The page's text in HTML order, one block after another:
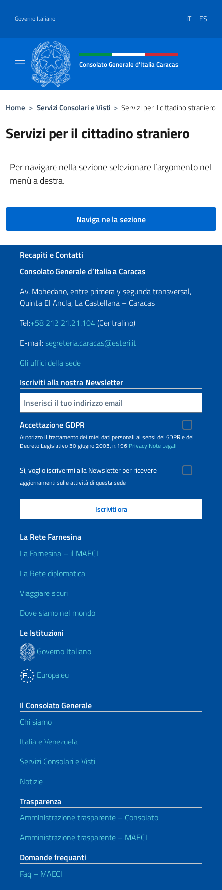
Governo Italiano IT ES
Intestazione sito, social e menù
Consolato Generale d'Italia Caracas
Home > Servizi Consolari e Visti > Servizi per il cittadino straniero
Servizi per il cittadino straniero
Per navigare nella sezione selezionare l’argomento nel
menù a destra.
Naviga nella sezione
Sezione footer
Recapiti e Contatti
Consolato Generale d’Italia a Caracas
Av. Mohedano, entre primera y segunda transversal,
Quinta El Ancla, La Castellana – Caracas
Tel:+58 212 21.21.104(Centralino)
E-mail:segreteria.caracas@esteri.it
Gli uffici della sede
Iscriviti alla nostra Newsletter
Inserisci la tua email
Accettazione GDPR
Autorizzo il trattamento dei miei dati personali ai sensi del GDPR e del
Decreto Legislativo 30 giugno 2003, n.196 Privacy Note Legali
Sì, voglio iscrivermi alla Newsletter per ricevere
aggiornamenti sulle attività di questa sede
La Rete Farnesina
La Farnesina – il MAECI
La Rete diplomatica
Viaggiare sicuri
Dove siamo nel mondo
Le Istituzioni
Governo Italiano
Europa.eu
Il Consolato Generale
Chi siamo
Italia e Venezuela
Servizi Consolari e Visti
Notizie
Trasparenza
Amministrazione trasparente – Consolato
Amministrazione trasparente – MAECI
Domande frequanti
Faq – MAECI